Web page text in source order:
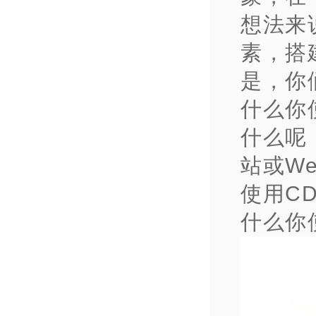
想法来
素，搭
是，你
什么你
什么呢
站或
使用
什么你